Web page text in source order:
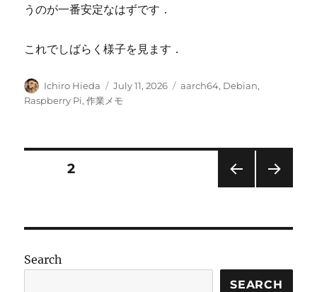
うのが一番安定なはずです．
これでしばらく様子を見ます．
Author
Ichiro Hieda
Posted
on
July 11, 2026 Categories
aarch64, Debian,
Raspberry Pi,作業メモ
Posts
PAG
PAGE2
Search
SEARCH